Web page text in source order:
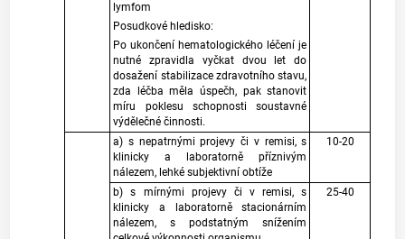
lymfom
Posudkové hledisko:
Po ukončení hematologického léčení je
nutné zpravidla vyčkat dvou let do
dosažení stabilizace zdravotního stavu,
zda léčba měla úspečh, pak stanovit
míru poklesu schopnosti soustavné
výdělečné činnosti.
a) s nepatrnými projevy či v remisi, s
klinicky a laboratorně příznivým
nálezem, lehké subjektivní obtíže
10-20
b) s mírnými projevy či v remisi, s
klinicky a laboratorně stacionárním
nálezem, s podstatným snížením
25-40